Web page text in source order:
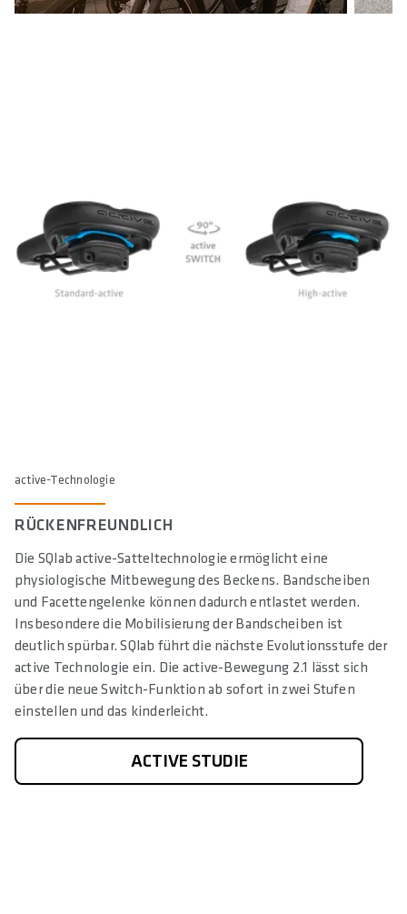
active-Technologie
RÜCKENFREUNDLICH
Die SQlab active-Satteltechnologie ermöglicht eine
physiologische Mitbewegung des Beckens. Bandscheiben
und Facettengelenke können dadurch entlastet werden.
Insbesondere die Mobilisierung der Bandscheiben ist
deutlich spürbar. SQlab führt die nächste Evolutionsstufe der
active Technologie ein. Die active-Bewegung 2.1 lässt sich
über die neue Switch-Funktion ab sofort in zwei Stufen
einstellen und das kinderleicht.
ACTIVE STUDIE